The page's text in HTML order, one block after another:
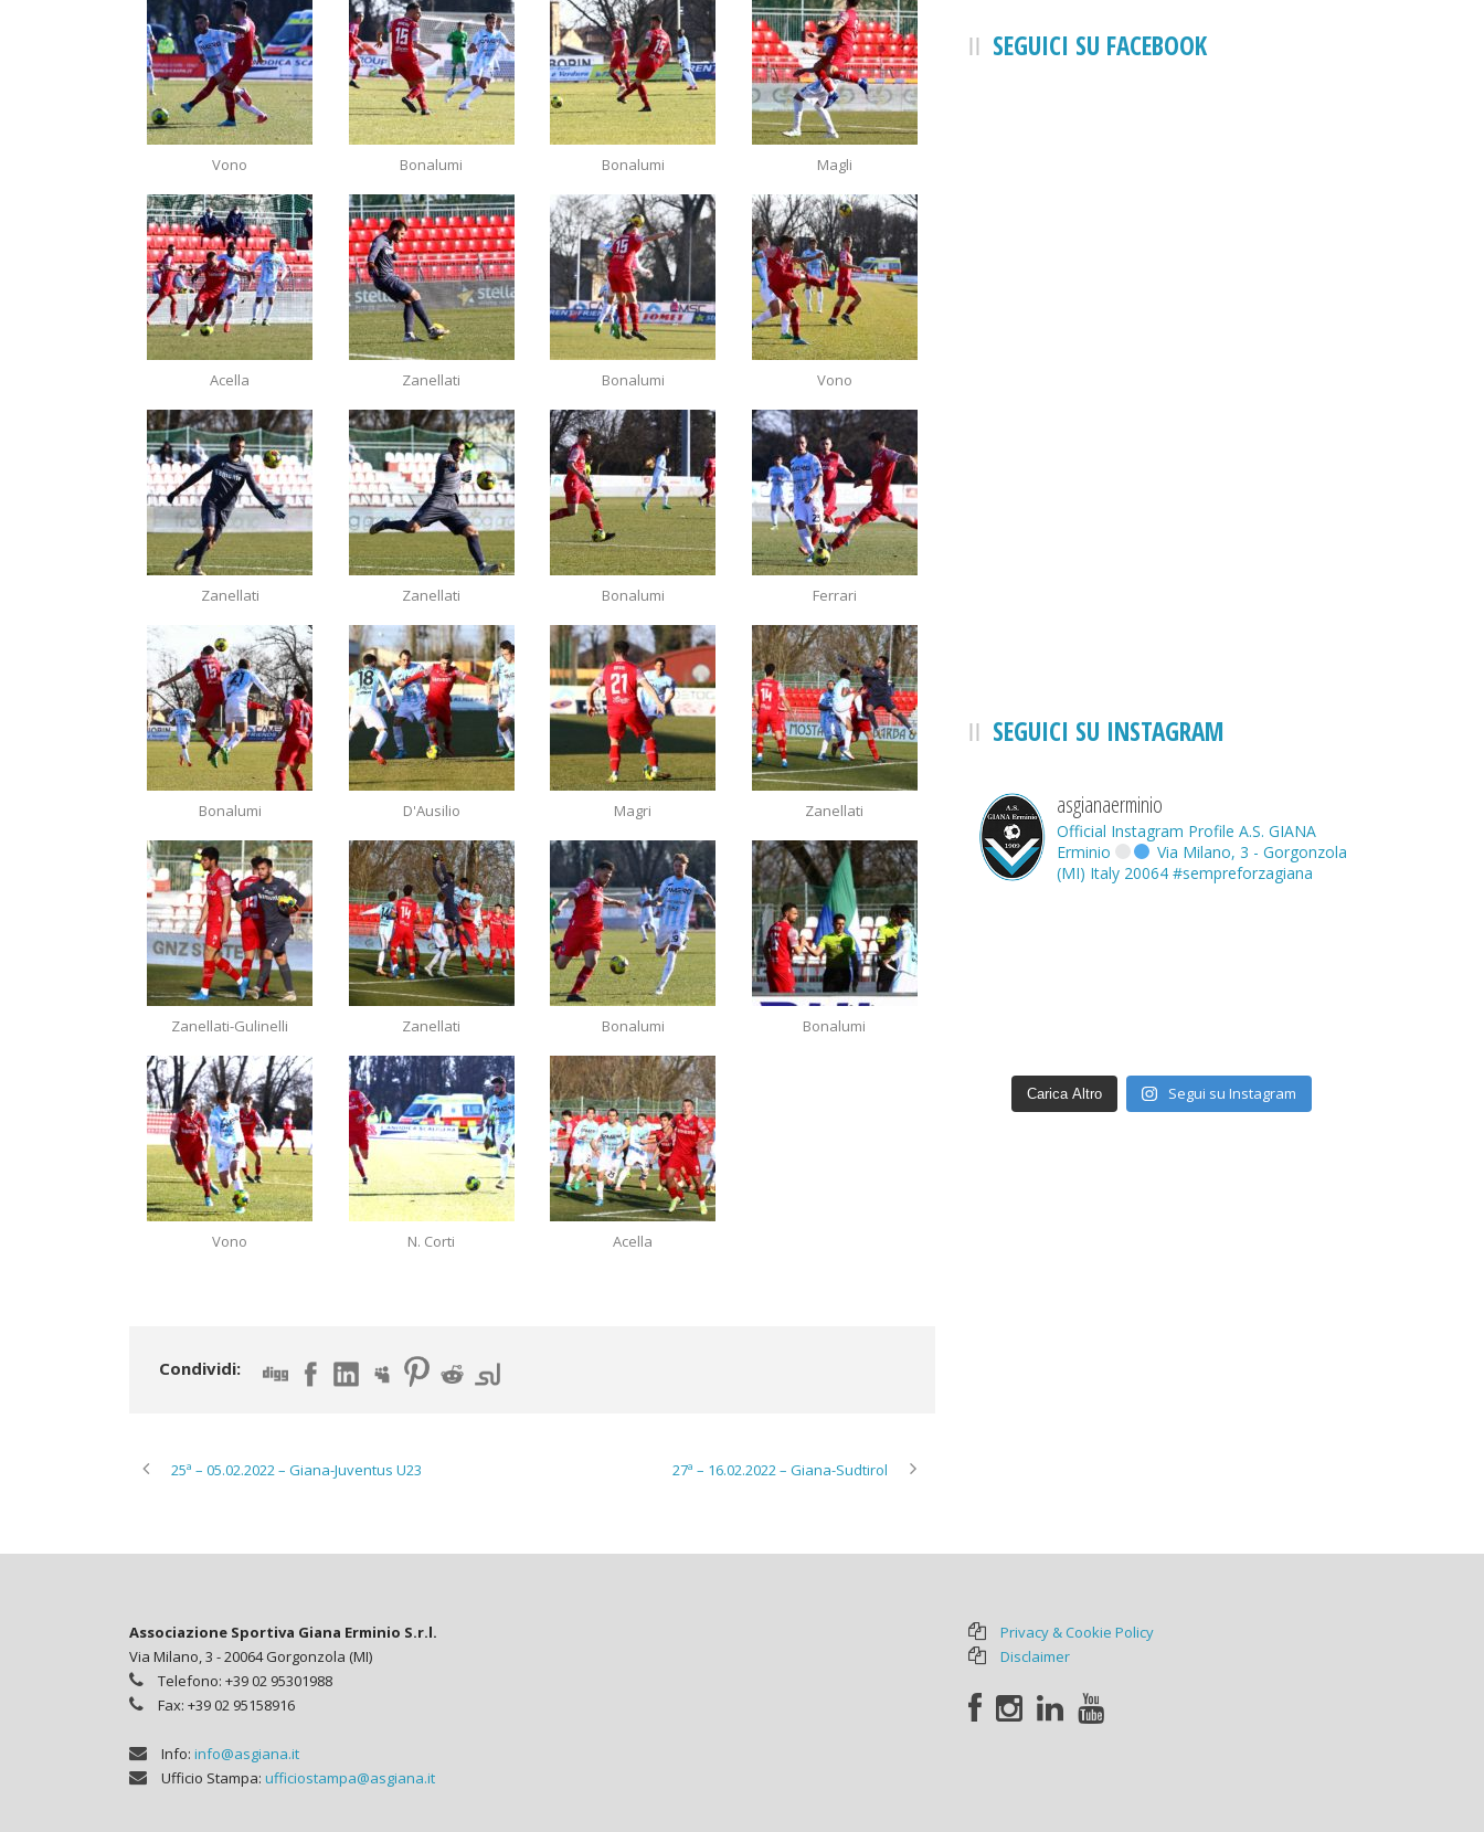
Vono Bonalumi Bonalumi Magli
Acella Zanellati Bonalumi Vono
Zanellati Zanellati Bonalumi Ferrari
Bonalumi D'Ausilio Magri Zanellati
Zanellati-Gulinelli Zanellati Bonalumi Bonalumi
Vono N. Corti Acella
Condividi:
25ª – 05.02.2022 – Giana-Juventus U23 27ª – 16.02.2022 – Giana-Sudtirol
SEGUICI SU FACEBOOK
SEGUICI SU INSTAGRAM
asgianaerminio
Official Instagram Profile A.S. GIANA
Erminio
Via Milano, 3 - Gorgonzola
(MI) Italy 20064 #sempreforzagiana
Carica Altro Segui su Instagram
Associazione Sportiva Giana Erminio S.r.l.
Via Milano, 3 - 20064 Gorgonzola (MI)
Telefono: +39 02 95301988
Fax: +39 02 95158916
Info: info@asgiana.it
Ufficio Stampa: ufficiostampa@asgiana.it
Privacy & Cookie Policy
Disclaimer